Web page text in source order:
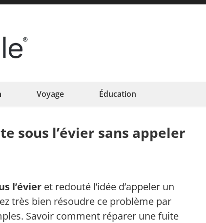
Voyage Éducation
sous l’évier sans appeler
l’évier et redouté l’idée d’appeler un
très bien résoudre ce problème par
Savoir comment réparer une fuite